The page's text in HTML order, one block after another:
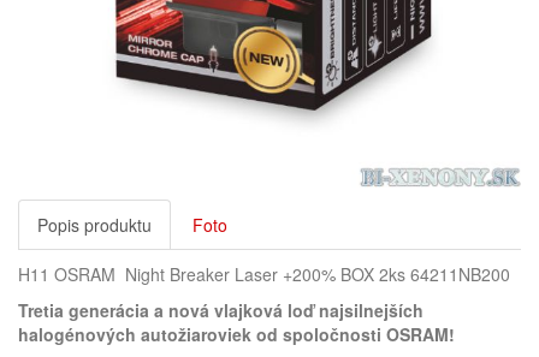
Popis produktu Foto
H11 OSRAM Night Breaker Laser +200% BOX 2ks 64211NB200
Tretia generácia a nová vlajková loď najsilnejších
halogénových autožiaroviek od spoločnosti OSRAM!